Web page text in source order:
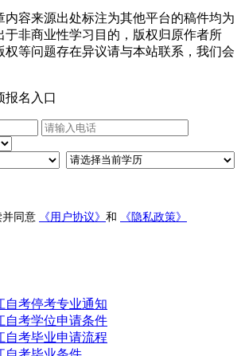
内容来源出处标注为其他平台的稿件均为
于非商业性学习目的，版权归原作者所
权等问题存在异议请与本站联系，我们会
报名入口
同意 《用户协议》 和 《隐私政策》
自考停考专业通知
自考学位申请条件
自考毕业申请流程